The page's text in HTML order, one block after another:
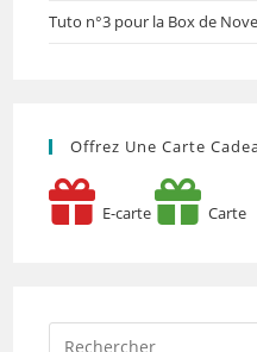
Tuto n°3 pour la Box de
Offrez Une Carte
E-carte Carte